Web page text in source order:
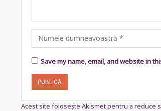
Save my name, email, and website in
Acest site folosește Akismet pentru a reduce